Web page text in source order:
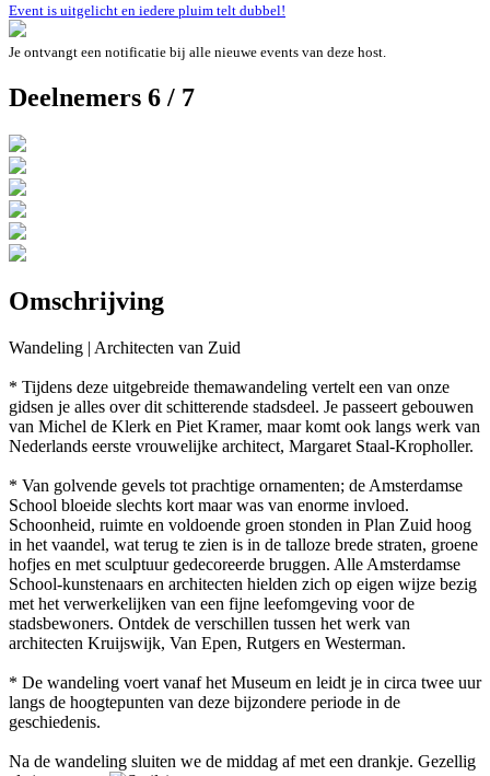
Event is uitgelicht en iedere pluim telt dubbel!
Je ontvangt een notificatie bij alle nieuwe events van deze host.
Deelnemers 6 / 7
Omschrijving
Wandeling | Architecten van Zuid
* Tijdens deze uitgebreide themawandeling vertelt een van onze
gidsen je alles over dit schitterende stadsdeel. Je passeert gebouwen
van Michel de Klerk en Piet Kramer, maar komt ook langs werk van
Nederlands eerste vrouwelijke architect, Margaret Staal-Kropholler.
* Van golvende gevels tot prachtige ornamenten; de Amsterdamse
School bloeide slechts kort maar was van enorme invloed.
Schoonheid, ruimte en voldoende groen stonden in Plan Zuid hoog
in het vaandel, wat terug te zien is in de talloze brede straten, groene
hofjes en met sculptuur gedecoreerde bruggen. Alle Amsterdamse
School-kunstenaars en architecten hielden zich op eigen wijze bezig
met het verwerkelijken van een fijne leefomgeving voor de
stadsbewoners. Ontdek de verschillen tussen het werk van
architecten Kruijswijk, Van Epen, Rutgers en Westerman.
* De wandeling voert vanaf het Museum en leidt je in circa twee uur
langs de hoogtepunten van deze bijzondere periode in de
geschiedenis.
Na de wandeling sluiten we de middag af met een drankje. Gezellig